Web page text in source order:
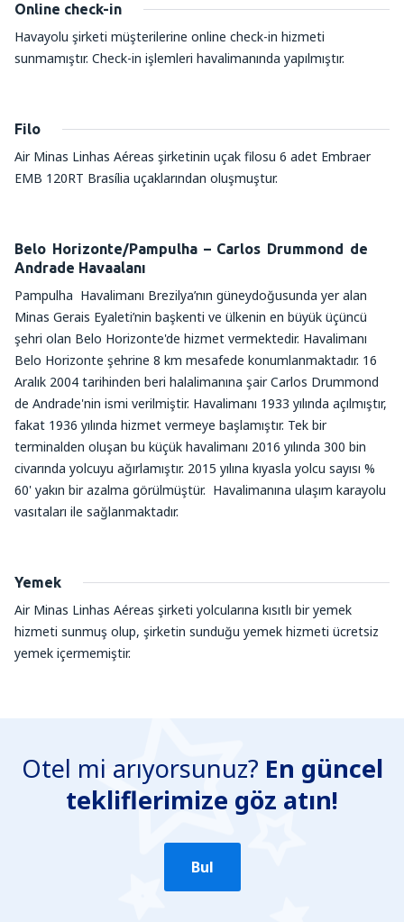
Online check-in
Havayolu şirketi müşterilerine online check-in hizmeti
sunmamıştır. Check-in işlemleri havalimanında yapılmıştır.
Filo
Air Minas Linhas Aéreas şirketinin uçak filosu 6 adet Embraer
EMB 120RT Brasília uçaklarından oluşmuştur.
Belo Horizonte/Pampulha – Carlos Drummond de
Andrade Havaalanı
Pampulha Havalimanı Brezilya’nın güneydoğusunda yer alan
Minas Gerais Eyaleti’nin başkenti ve ülkenin en büyük üçüncü
şehri olan Belo Horizonte'de hizmet vermektedir. Havalimanı
Belo Horizonte şehrine 8 km mesafede konumlanmaktadır. 16
Aralık 2004 tarihinden beri halalimanına şair Carlos Drummond
de Andrade'nin ismi verilmiştir. Havalimanı 1933 yılında açılmıştır,
fakat 1936 yılında hizmet vermeye başlamıştır. Tek bir
terminalden oluşan bu küçük havalimanı 2016 yılında 300 bin
civarında yolcuyu ağırlamıştır. 2015 yılına kıyasla yolcu sayısı %
60' yakın bir azalma görülmüştür. Havalimanına ulaşım karayolu
vasıtaları ile sağlanmaktadır.
Yemek
Air Minas Linhas Aéreas şirketi yolcularına kısıtlı bir yemek
hizmeti sunmuş olup, şirketin sunduğu yemek hizmeti ücretsiz
yemek içermemiştir.
Otel mi arıyorsunuz? En güncel
tekliflerimize göz atın!
Bul